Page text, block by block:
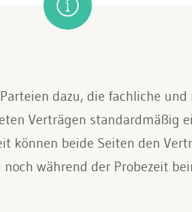
dazu, die fachliche
Verträgen standardmäßig
können beide Seiten den
während der Probezeit